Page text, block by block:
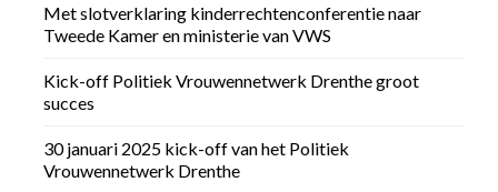
Met slotverklaring kinderrechtenconferentie naar
Tweede Kamer en ministerie van VWS
Kick-off Politiek Vrouwennetwerk Drenthe groot
succes
30 januari 2025 kick-off van het Politiek
Vrouwennetwerk Drenthe